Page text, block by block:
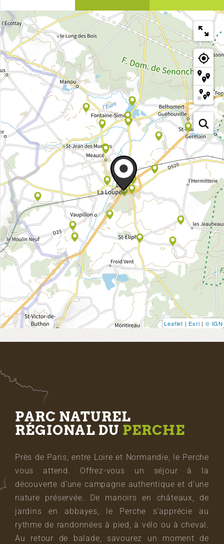
Leaflet | Esri | © IGN
PARC NATUREL
RÉGIONAL DU PERCHE
Près de Paris, entre Loire et Normandie, le Perche
vous attend. Offrez-vous un séjour à la
découverte d’une campagne authentique et d’une
nature préservée. De manoirs en châteaux, de
jardins en abbayes, le Perche s’apprécie au
rythme de randonnées à pied, à vélo ou à cheval.
Au retour de balade, savourez un moment de